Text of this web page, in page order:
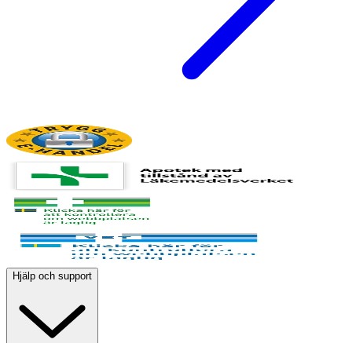
Hjälp och support